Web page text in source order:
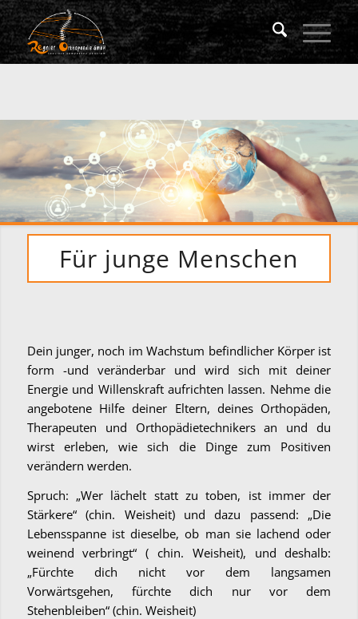
Für junge Menschen
Dein junger, noch im Wachstum befindlicher Körper ist
form -und veränderbar und wird sich mit deiner
Energie und Willenskraft aufrichten lassen. Nehme die
angebotene Hilfe deiner Eltern, deines Orthopäden,
Therapeuten und Orthopädietechnikers an und du
wirst erleben, wie sich die Dinge zum Positiven
verändern werden.
Spruch: „Wer lächelt statt zu toben, ist immer der
Stärkere“ (chin. Weisheit) und dazu passend: „Die
Lebensspanne ist dieselbe, ob man sie lachend oder
weinend verbringt“ ( chin. Weisheit), und deshalb:
„Fürchte dich nicht vor dem langsamen
Vorwärtsgehen, fürchte dich nur vor dem
Stehenbleiben“ (chin. Weisheit)